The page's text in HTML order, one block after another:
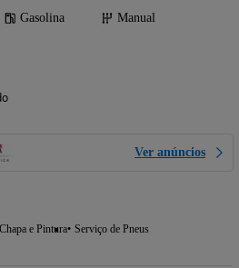
Gasolina
Manual
Ver anúncios
Chapa e Pintura Serviço de Pneus